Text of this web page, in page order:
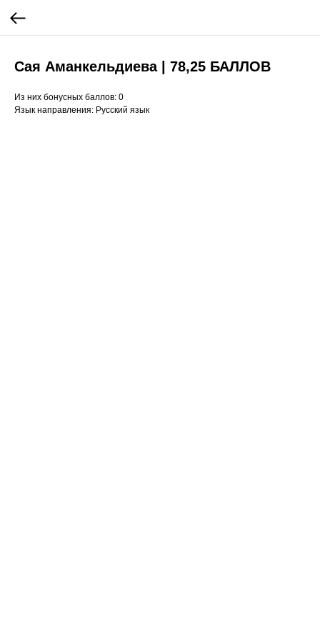
Сая Аманкельдиева | 78,25 БАЛЛОВ
Из них бонусных баллов: 0
Язык направления: Русский язык